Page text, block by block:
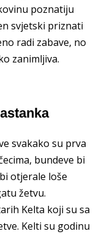
poznatiju
svjetski priznati
radi zabave, no
zanimljiva.
svakako su prva
bundeve bi
otjerale loše
žetvu.
Kelta koji su sa
Kelti su godinu